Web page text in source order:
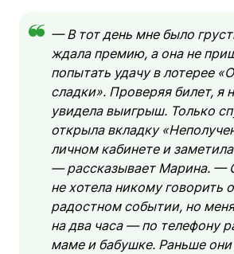
— В тот день мне было
ждала премию, а она не
попытать удачу в лотерее
сладки». Проверяя билет, я
увидела выигрыш. Только
открыла вкладку
личном кабинете и
— рассказывает Марина. —
не хотела никому говорить
радостном событии, но
на два часа — по телефону
маме и бабушке. Раньше они